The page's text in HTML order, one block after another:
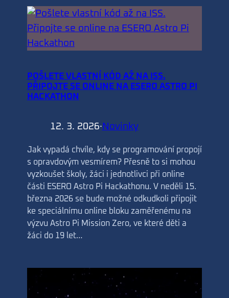
POŠLETE VLASTNÍ KÓD AŽ NA ISS.
PŘIPOJTE SE ONLINE NA ESERO ASTRO PI
HACKATHON
12. 3. 2026· Novinky
Jak vypadá chvíle, kdy se programování propojí
s opravdovým vesmírem? Přesně to si mohou
vyzkoušet školy, žáci i jednotlivci při online
části ESERO Astro Pi Hackathonu. V neděli 15.
března 2026 se bude možné odkudkoli připojit
ke speciálnímu online bloku zaměřenému na
výzvu Astro Pi Mission Zero, ve které děti a
žáci do 19 let…